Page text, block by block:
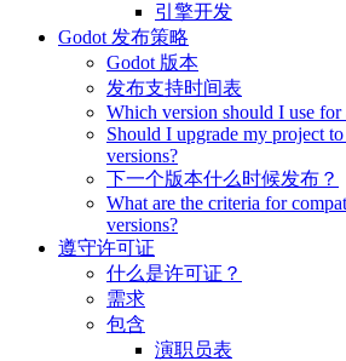
引擎开发
Godot 发布策略
Godot 版本
发布支持时间表
Which version should I use for
Should I upgrade my project
versions?
下一个版本什么时候发布？
What are the criteria for
versions?
遵守许可证
什么是许可证？
需求
包含
演职员表